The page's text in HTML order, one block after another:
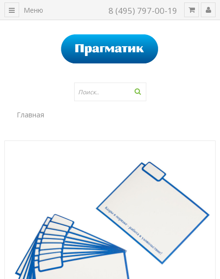
8 (495) 797-00-19
Меню
Главная